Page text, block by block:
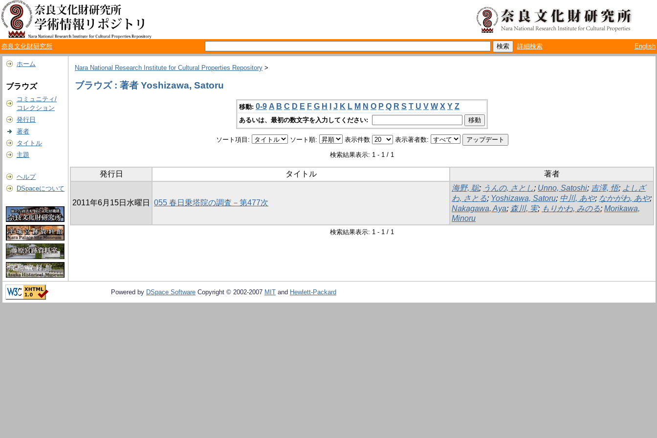
奈良文化財研究所 詳細検索 English
ホーム
ブラウズ
コミュニティ/
コレクション
発行日
著者
タイトル
主題
ヘルプ
DSpaceについて
Nara National Research Institute for Cultural Properties Repository >
ブラウズ : 著者 Yoshizawa, Satoru
移動: 0-9 A B C D E F G H J K L M N O P Q R S T U V W X Y Z
あるいは、最初の数文字を入力してください:
ソート項目: ソート順: 表示件数 表示著者数:
検索結果表示: 1 - 1 / 1
発行日 タイトル 著者
2011年6月15日水曜日 055 春日乗塔院の調査－第477次
海野, 聡; うんの, さとし; Unno, Satoshi; 吉澤, 悟; よしざ
わ, さとる; Yoshizawa, Satoru; 中川, あや; なかがわ, あや;
Nakagawa, Aya; 森川, 実; もりかわ, みのる; Morikawa,
Minoru
検索結果表示: 1 - 1 / 1
Powered by DSpace Software Copyright © 2002-2007 MIT and Hewlett-Packard